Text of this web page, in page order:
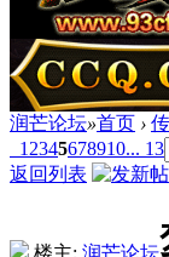
润芒论坛»首页 ›
1 2345678910... 13
返回列表
楼主: 润芒论坛